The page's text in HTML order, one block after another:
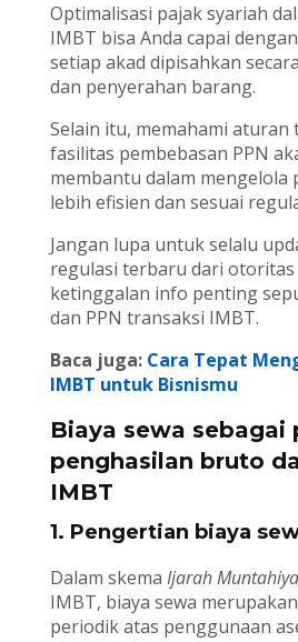
Optimalisasi pajak syariah
IMBT bisa Anda capai
setiap akad dipisahkan
dan penyerahan barang.
Selain itu, memahami aturan
fasilitas pembebasan PPN
membantu dalam mengelola
lebih efisien dan sesuai
Jangan lupa untuk selalu
regulasi terbaru dari
ketinggalan info penting
dan PPN transaksi IMBT.
Baca juga: Cara Tepat
IMBT untuk Bisnismu
Biaya sewa sebagai
penghasilan bruto
IMBT
1. Pengertian biaya
Dalam skema Ijarah
IMBT, biaya sewa
periodik atas penggunaan